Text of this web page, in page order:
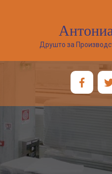
Друшто за